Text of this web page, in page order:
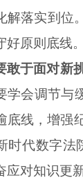
解落实到位
好原则底线
敢于面对新
学会调节与
底线，增强
时代数字法
应对知识更